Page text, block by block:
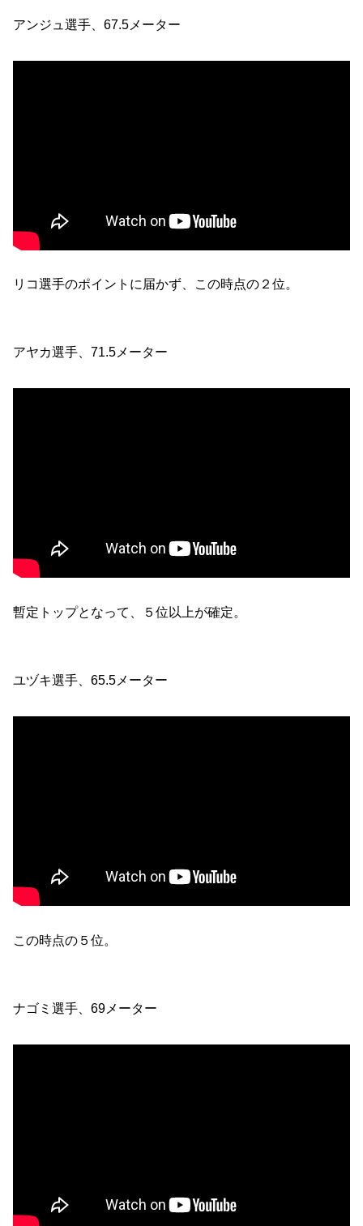
アンジュ選手、67.5メーター
リコ選手のポイントに届かず、この時点の２位。
アヤカ選手、71.5メーター
暫定トップとなって、５位以上が確定。
ユヅキ選手、65.5メーター
この時点の５位。
ナゴミ選手、69メーター